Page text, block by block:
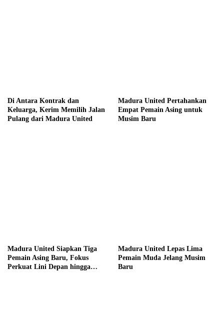
Di Antara Kontrak dan
Keluarga, Kerim Memilih Jalan
Pulang dari Madura United
Madura United Pertahankan
Empat Pemain Asing untuk
Musim Baru
Madura United Siapkan Tiga
Pemain Asing Baru, Fokus
Perkuat Lini Depan hingga
Madura United Lepas Lima
Pemain Muda Jelang Musim
Baru